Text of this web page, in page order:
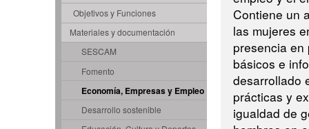
Objetivos y Funciones
Materiales y documentación
SESCAM
Fomento
Economía, Empresas y Empleo
Desarrollo sostenible
Contiene un
las mujeres
presencia
básicos e
desarrollado
prácticas y
igualdad de